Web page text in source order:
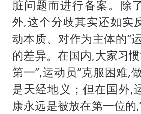
脏问题而进行备案。除
外,这个分歧其实还如实
动本质、对作为主体的“
的差异。在国内,大家习
第一”,运动员“克服困难,
是天经地义；但在国外,
康永远是被放在第一位的